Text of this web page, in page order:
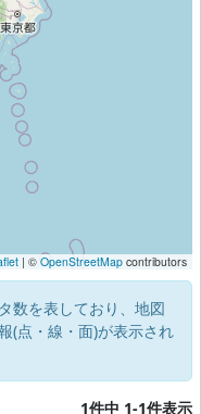
| © OpenStreetMap contributors
数を表しており、地図
(点・線・面)が表示され
1件中 1-1件表示